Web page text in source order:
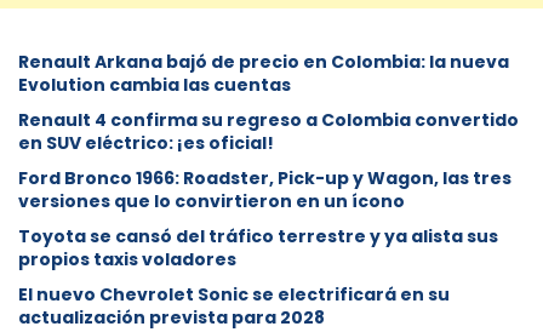
Renault Arkana bajó de precio en Colombia: la nueva
Evolution cambia las cuentas
Renault 4 confirma su regreso a Colombia convertido
en SUV eléctrico: ¡es oficial!
Ford Bronco 1966: Roadster, Pick-up y Wagon, las tres
versiones que lo convirtieron en un ícono
Toyota se cansó del tráfico terrestre y ya alista sus
propios taxis voladores
El nuevo Chevrolet Sonic se electrificará en su
actualización prevista para 2028